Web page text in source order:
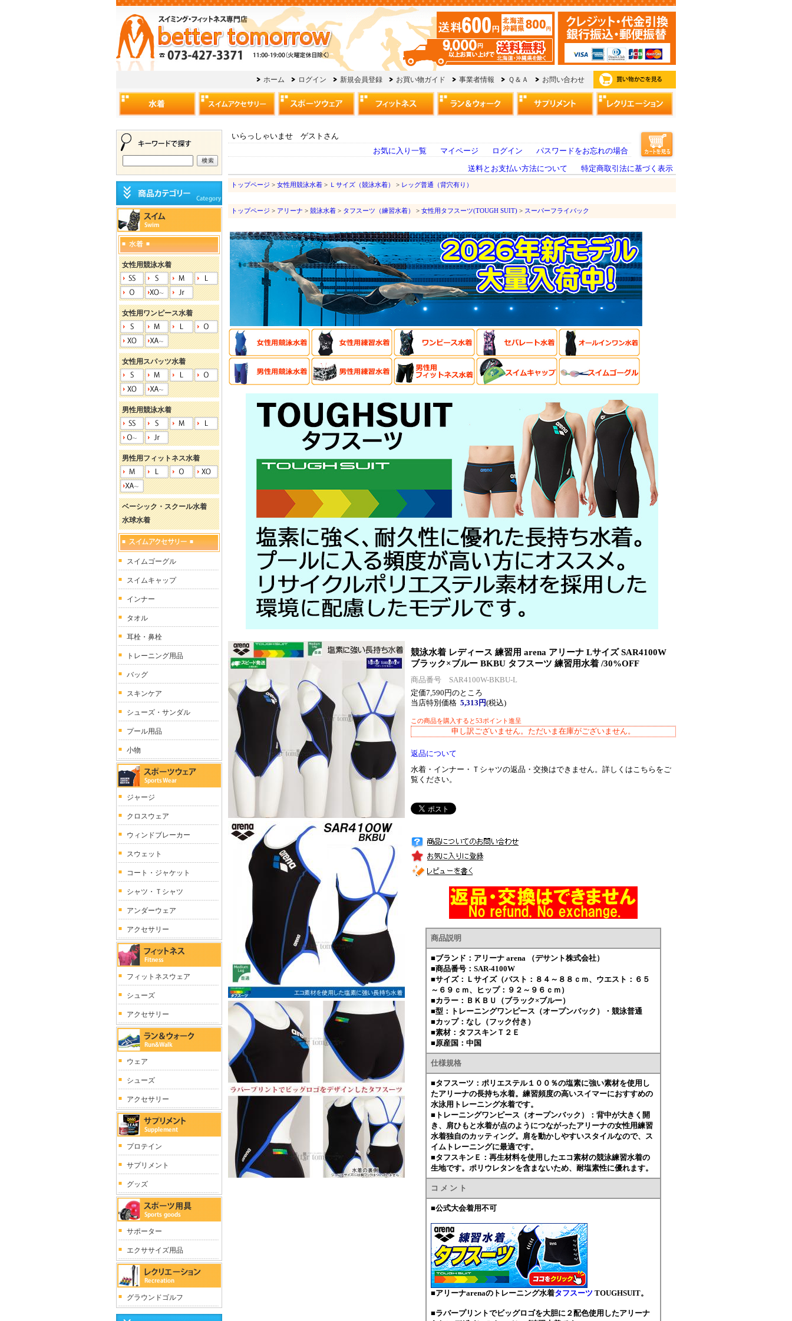
いらっしゃいませ ゲストさん
お気に入り一覧
マイページ ログイン パスワードをお忘れの場合
送料とお支払い方法について 特定商取引法に基づく表示
トップページ > 女性用競泳水着 > Ｌサイズ（競泳水着） > レッグ普通（背穴有り）
トップページ > アリーナ > 競泳水着 > タフスーツ（練習水着） > 女性用タフスーツ(TOUGH SUIT) > スーパーフライバック
競泳水着 レディース 練習用 arena アリーナ Lサイズ SAR4100W
ブラック×ブルー BKBU タフスーツ 練習用水着 /30%OFF
商品番号 SAR4100W-BKBU-L
定価7,590円のところ
当店特別価格 5,313円(税込)
この商品を購入すると53ポイント進呈
申し訳ございません。ただいま在庫がございません。
返品について
水着・インナー・Ｔシャツの返品・交換はできません。詳しくはこちらをご
覧ください。
商品説明
■ブランド：アリーナ arena （デサント株式会社）
■商品番号：SAR-4100W
■サイズ：Ｌサイズ（バスト：８４～８８ｃｍ、ウエスト：６５
～６９ｃｍ、ヒップ：９２～９６ｃｍ）
■カラー：ＢＫＢＵ（ブラック×ブルー）
■型：トレーニングワンピース（オープンバック）・競泳普通
■カップ：なし（フック付き）
■素材：タフスキンＴ２Ｅ
■原産国：中国
仕様規格
■タフスーツ：ポリエステル１００％の塩素に強い素材を使用し
たアリーナの長持ち水着。練習頻度の高いスイマーにおすすめの
水泳用トレーニング水着です。
■トレーニングワンピース（オープンバック）：背中が大きく開
き、肩ひもと水着が点のようにつながったアリーナの女性用練習
水着独自のカッティング。肩を動かしやすいスタイルなので、ス
イムトレーニングに最適です。
■タフスキンＥ：再生材料を使用したエコ素材の競泳練習水着の
生地です。ポリウレタンを含まないため、耐塩素性に優れます。
コ メ ン ト
■公式大会着用不可
■アリーナarenaのトレーニング水着タフスーツ TOUGHSUIT。
■ラバープリントでビッグロゴを大胆に２配色使用したアリーナ